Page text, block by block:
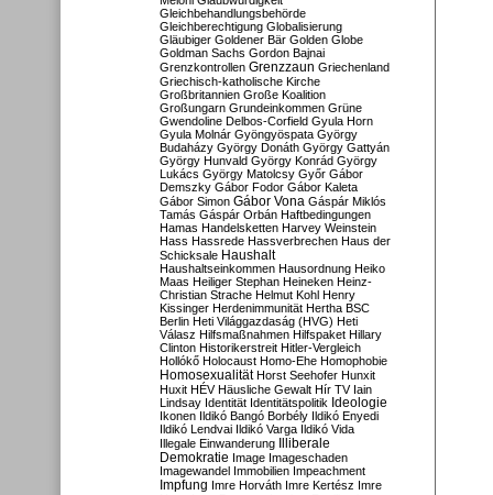
Gleichbehandlungsbehörde
Gleichberechtigung Globalisierung
Gläubiger Goldener Bär Golden Globe
Goldman Sachs Gordon Bajnai
Grenzkontrollen Grenzzaun Griechenland
Griechisch-katholische Kirche
Großbritannien Große Koalition
Großungarn Grundeinkommen Grüne
Gwendoline Delbos-Corfield Gyula Horn
Gyula Molnár Gyöngyöspata György
Budaházy György Donáth György Gattyán
György Hunvald György Konrád György
Lukács György Matolcsy Győr Gábor
Demszky Gábor Fodor Gábor Kaleta
Gábor Simon Gábor Vona Gáspár Miklós
Tamás Gáspár Orbán Haftbedingungen
Hamas Handelsketten Harvey Weinstein
Hass Hassrede Hassverbrechen Haus der
Schicksale Haushalt
Haushaltseinkommen Hausordnung Heiko
Maas Heiliger Stephan Heineken Heinz-
Christian Strache Helmut Kohl Henry
Kissinger Herdenimmunität Hertha BSC
Berlin Heti Világgazdaság (HVG) Heti
Válasz Hilfsmaßnahmen Hilfspaket Hillary
Clinton Historikerstreit Hitler-Vergleich
Hollókő Holocaust Homo-Ehe Homophobie
Homosexualität Horst Seehofer Hunxit
Huxit HÉV Häusliche Gewalt Hír TV Iain
Lindsay Identität Identitätspolitik Ideologie
Ikonen Ildikó Bangó Borbély Ildikó Enyedi
Ildikó Lendvai Ildikó Varga Ildikó Vida
Illegale Einwanderung Illiberale
Demokratie Image Imageschaden
Imagewandel Immobilien Impeachment
Impfung Imre Horváth Imre Kertész Imre